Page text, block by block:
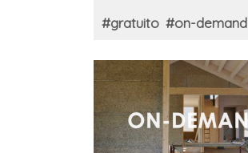
#gratuito #on-demand